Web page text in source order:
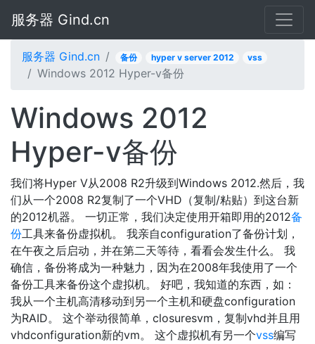
服务器 Gind.cn
服务器 Gind.cn 备份 hyper v server 2012 vss
Windows 2012 Hyper-v备份
Windows 2012
Hyper-v备份
我们将Hyper V从2008 R2升级到Windows 2012.然后，我
们从一个2008 R2复制了一个VHD（复制/粘贴）到这台新
的2012机器。 一切正常，我们决定使用开箱即用的2012备
份工具来备份虚拟机。 我亲自configuration了备份计划，
在午夜之后启动，并在第二天等待，看看会发生什么。 我
确信，备份将成为一种魅力，因为在2008年我使用了一个
备份工具来备份这个虚拟机。 好吧，我知道的东西，如：
我从一个主机高清移动到另一个主机和硬盘configuration
为RAID。 这个举动很简单，closuresvm，复制vhd并且用
vhdconfiguration新的vm。 这个虚拟机有另一个vss编写